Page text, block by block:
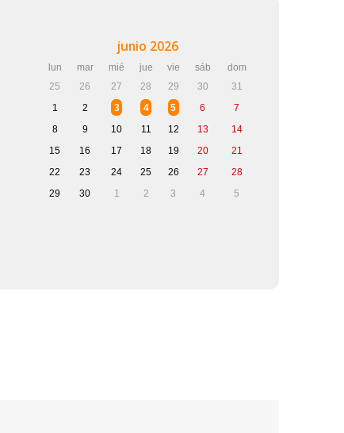
junio 2026
lun mar mié jue vie sáb
dom
25
26 27 28 29 30
31
1
2 3 4 5 6
7
8
9 10 11 12 13
14
15
16 17 18 19 20
21
22
23 24 25 26 27
28
29
30 1 2 3 4 5